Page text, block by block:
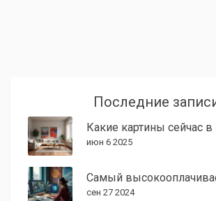
Последние
июн 6 2025
сен 27 2024